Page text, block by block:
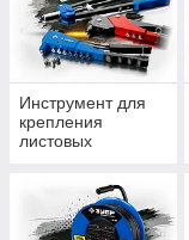
Инструмент для
крепления
листовых